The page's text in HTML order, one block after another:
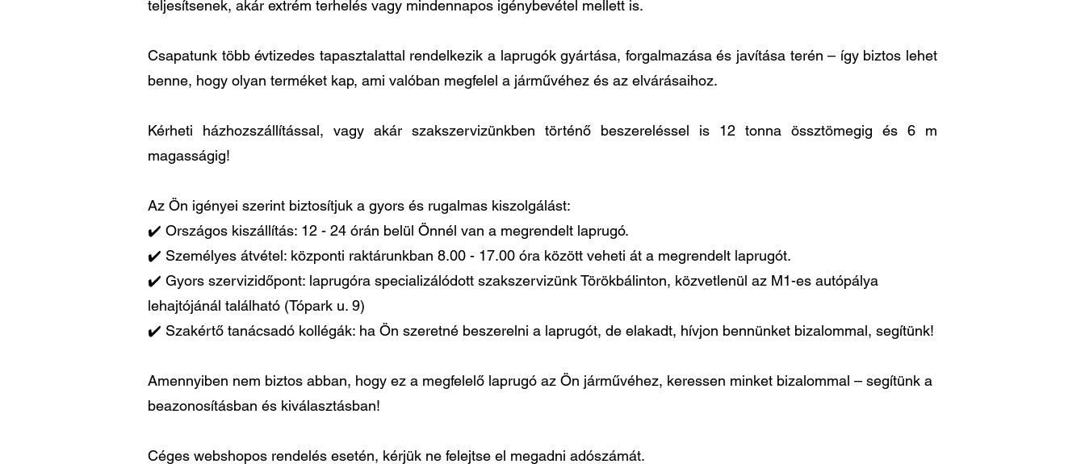
teljesítsenek, akár extrém terhelés vagy mindennapos igénybevétel mellett is.
Csapatunk több évtizedes tapasztalattal rendelkezik a laprugók gyártása, forgalmazása és javítása terén – így biztos lehet
benne, hogy olyan terméket kap, ami valóban megfelel a járművéhez és az elvárásaihoz.
Kérheti házhozszállítással, vagy akár szakszervizünkben történő beszereléssel is 12 tonna össztömegig és 6 m
magasságig!
Az Ön igényei szerint biztosítjuk a gyors és rugalmas kiszolgálást:
✔️ Országos kiszállítás: 12 - 24 órán belül Önnél van a megrendelt laprugó.
✔️ Személyes átvétel: központi raktárunkban 8.00 - 17.00 óra között veheti át a megrendelt laprugót.
✔️ Gyors szervizidőpont: laprugóra specializálódott szakszervizünk Törökbálinton, közvetlenül az M1-es autópálya
lehajtójánál található (Tópark u. 9)
✔️ Szakértő tanácsadó kollégák: ha Ön szeretné beszerelni a laprugót, de elakadt, hívjon bennünket bizalommal, segítünk!
Amennyiben nem biztos abban, hogy ez a megfelelő laprugó az Ön járművéhez, keressen minket bizalommal – segítünk a
beazonosításban és kiválasztásban!
Céges webshopos rendelés esetén, kérjük ne felejtse el megadni adószámát.